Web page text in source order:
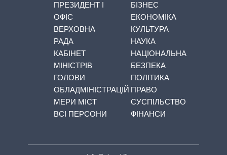
ПРЕЗИДЕНТ І
ОФІС
ВЕРХОВНА
РАДА
КАБІНЕТ
МІНІСТРІВ
ГОЛОВИ
ОБЛАДМІНІСТРАЦІЙ
МЕРИ МІСТ
ВСІ ПЕРСОНИ
БІЗНЕС
ЕКОНОМІКА
КУЛЬТУРА
НАУКА
НАЦІОНАЛЬНА
БЕЗПЕКА
ПОЛІТИКА
ПРАВО
СУСПІЛЬСТВО
ФІНАНСИ